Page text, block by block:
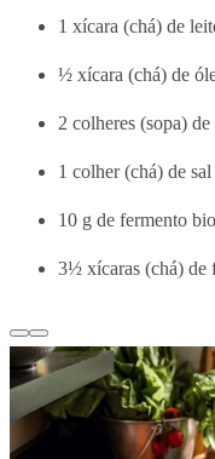
1 xícara (chá) de
½ xícara (chá) de
2 colheres (sopa) de
1 colher (chá) de sal
10 g de fermento
3½ xícaras (chá) de